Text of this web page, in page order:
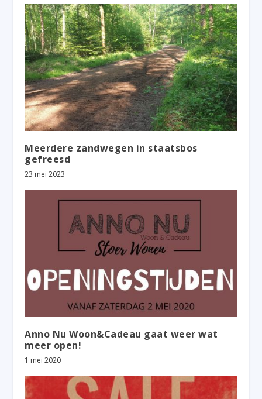
Meerdere zandwegen in staatsbos
gefreesd
23 mei 2023
Anno Nu Woon&Cadeau gaat weer wat
meer open!
1 mei 2020